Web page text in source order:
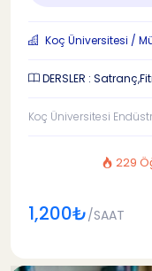
Koç Üniversitesi /
DERSLER :
Koç Üniversitesi
229
1,200₺/SAAT